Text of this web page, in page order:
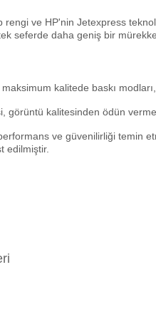
ve HP'nin Jetexpress
seferde daha geniş bir
kalitede baskı
görüntü kalitesinden ödün
ve güvenilirliği temin
edilmiştir.